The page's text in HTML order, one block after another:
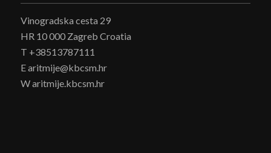
Vinogradska cesta 29
HR 10 000 Zagreb Croatia
T +38513787111
E aritmije@kbcsm.hr
W aritmije.kbcsm.hr